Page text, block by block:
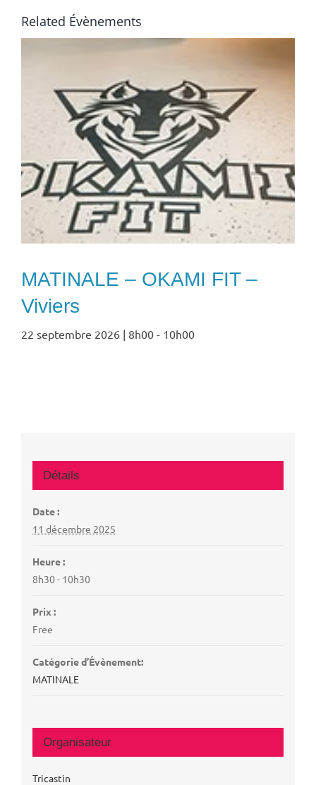
Related Évènements
MATINALE – OKAMI FIT –
Viviers
22 septembre 2026 | 8h00 - 10h00
Détails
Date :
11 décembre 2025
Heure :
8h30 - 10h30
Prix :
Free
Catégorie d’Évènement:
MATINALE
Organisateur
Tricastin